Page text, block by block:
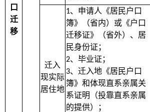
口
迁
移
迁入
现实际
居住地
1、申请人《居民户口
簿》（省内）或《户口
迁移证》（省外）、居
民身份证；
2、毕业证；
3、迁入地《居民户口
簿》和体现直系亲属关
系证明（投靠直系亲属
的提供）；